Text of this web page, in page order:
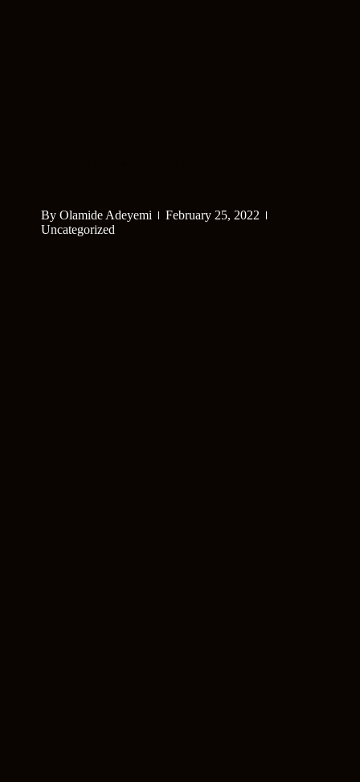
ByOlamide Adeyemi
February 25, 2022
Uncategorized